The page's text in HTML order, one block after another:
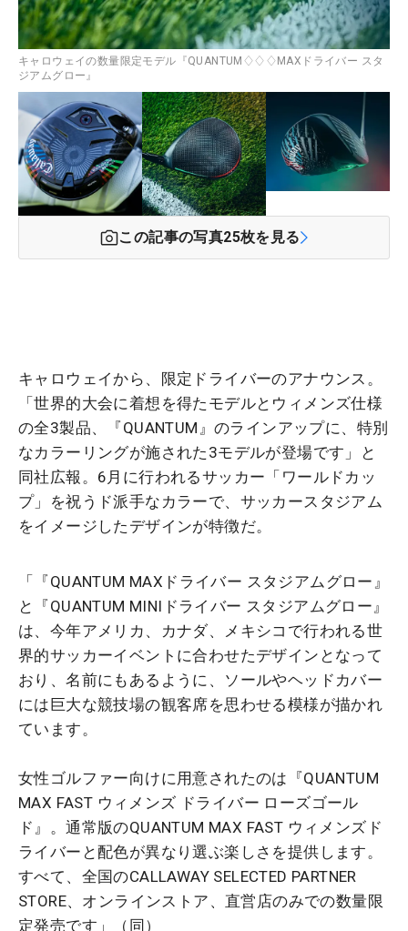
キャロウェイの数量限定モデル『QUANTUM♢♢♢MAXドライバー スタ
ジアムグロー』
この記事の写真25枚を見る
キャロウェイから、限定ドライバーのアナウンス。
「世界的大会に着想を得たモデルとウィメンズ仕様
の全3製品、『QUANTUM』のラインアップに、特別
なカラーリングが施された3モデルが登場です」と
同社広報。6月に行われるサッカー「ワールドカッ
プ」を祝うド派手なカラーで、サッカースタジアム
をイメージしたデザインが特徴だ。
「『QUANTUM MAXドライバー スタジアムグロー』
と『QUANTUM MINIドライバー スタジアムグロー』
は、今年アメリカ、カナダ、メキシコで行われる世
界的サッカーイベントに合わせたデザインとなって
おり、名前にもあるように、ソールやヘッドカバー
には巨大な競技場の観客席を思わせる模様が描かれ
ています。
女性ゴルファー向けに用意されたのは『QUANTUM
MAX FAST ウィメンズ ドライバー ローズゴール
ド』。通常版のQUANTUM MAX FAST ウィメンズド
ライバーと配色が異なり選ぶ楽しさを提供します。
すべて、全国のCALLAWAY SELECTED PARTNER
STORE、オンラインストア、直営店のみでの数量限
定発売です」（同）